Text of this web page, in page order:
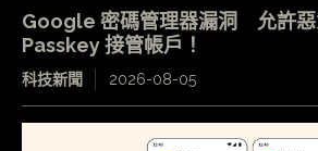
Google 密碼管理器漏洞 允許惡
Passkey 接管帳戶！
科技新聞 2026-08-05